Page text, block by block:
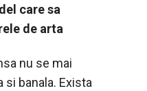
care sa
de arta
nu se mai
si banala. Exista